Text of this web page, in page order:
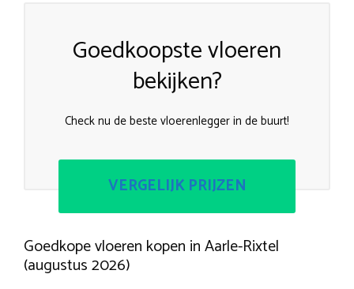
Goedkoopste vloeren
bekijken?
Check nu de beste vloerenlegger in de buurt!
VERGELIJK PRIJZEN
Goedkope vloeren kopen in Aarle-Rixtel
(augustus 2026)